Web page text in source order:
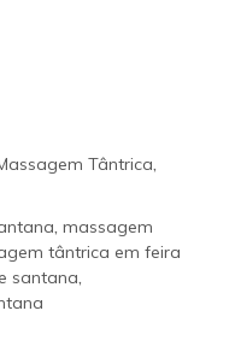
Tântrica,
, massagem
tântrica em feira
santana,